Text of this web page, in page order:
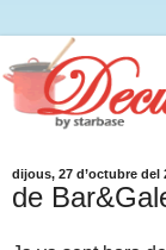
dijous, 27 d’octubre del
de